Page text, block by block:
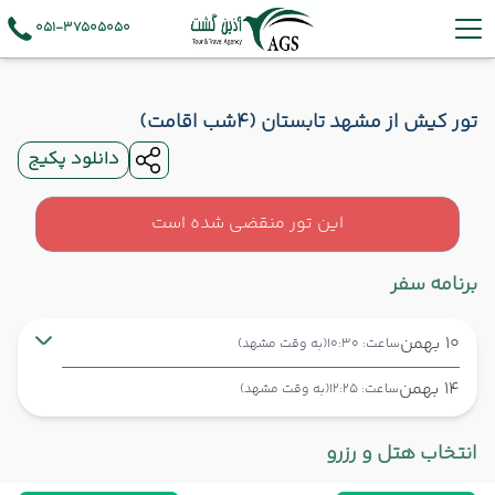
051-37505050
تور کیش از مشهد تابستان (4شب اقامت)
دانلود پکیج
این تور منقضی شده است
برنامه سفر
10 بهمن ساعت: 10:30 (به وقت مشهد)
14 بهمن ساعت: 12:25 (به وقت مشهد)
شروع سفر مشهد ,
انتخاب هتل و رزرو